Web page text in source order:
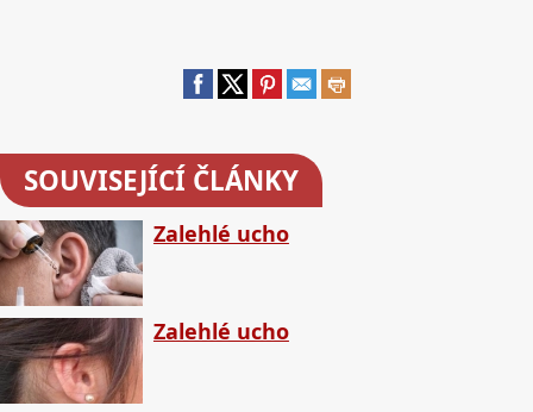
SOUVISEJÍCÍ ČLÁNKY
Zalehlé ucho
Zalehlé ucho